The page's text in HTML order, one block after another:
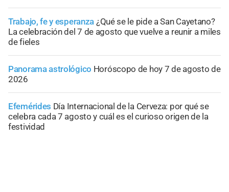
Trabajo, fe y esperanza ¿Qué se le pide a San Cayetano?
La celebración del 7 de agosto que vuelve a reunir a miles
de fieles
Panorama astrológico Horóscopo de hoy 7 de agosto de
2026
Efemérides Día Internacional de la Cerveza: por qué se
celebra cada 7 agosto y cuál es el curioso origen de la
festividad